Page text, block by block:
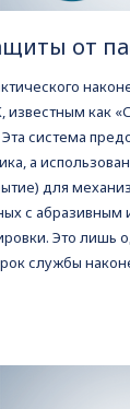
от
как
система
а
для
с
Это лишь
службы